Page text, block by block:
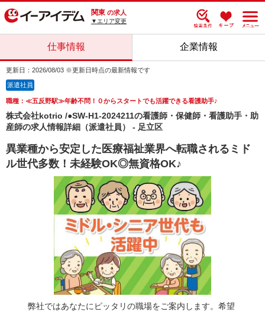
関東 の求人
▼エリア変更
仕事情報 企業情報
更新日：2026/08/03 ※更新日時点の最新情報です
派遣社員
職種：≪五反野駅≫年齢不問！０からスタートでも活躍できる看護助手♪
株式会社kotrio /●SW-H1-2024211の看護師・保健師・看護助手・助
産師の求人情報詳細（派遣社員） - 足立区
異業種から安定した医療福祉業界へ転職されるミド
ル世代多数！未経験OK◎無資格OK♪
弊社ではあなたにピッタリの職場をご案内します。希望